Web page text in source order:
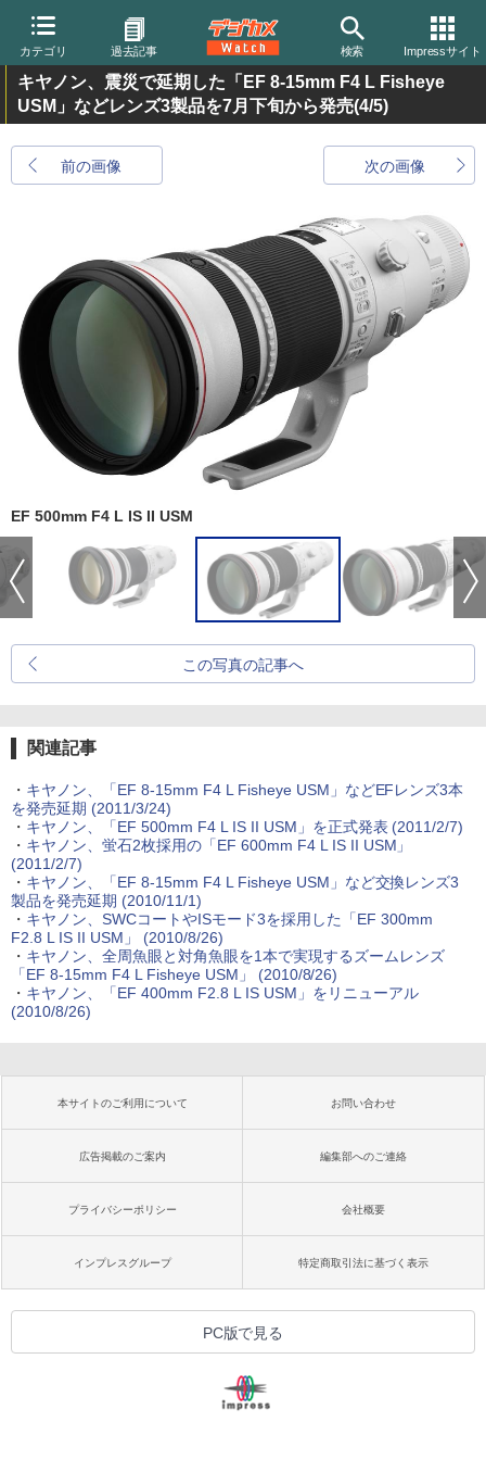
カテゴリ 過去記事 検索 Impressサイト
キヤノン、震災で延期した「EF 8-15mm F4 L Fisheye
USM」などレンズ3製品を7月下旬から発売(4/5)
前の画像 次の画像
EF 500mm F4 L IS II USM
この写真の記事へ
関連記事
・ キヤノン、「EF 8-15mm F4 L Fisheye USM」などEFレンズ3本
を発売延期 (2011/3/24)
・ キヤノン、「EF 500mm F4 L IS II USM」を正式発表 (2011/2/7)
・ キヤノン、蛍石2枚採用の「EF 600mm F4 L IS II USM」
(2011/2/7)
・ キヤノン、「EF 8-15mm F4 L Fisheye USM」など交換レンズ3
製品を発売延期 (2010/11/1)
・ キヤノン、SWCコートやISモード3を採用した「EF 300mm
F2.8 L IS II USM」 (2010/8/26)
・ キヤノン、全周魚眼と対角魚眼を1本で実現するズームレンズ
「EF 8-15mm F4 L Fisheye USM」 (2010/8/26)
・ キヤノン、「EF 400mm F2.8 L IS USM」をリニューアル
(2010/8/26)
本サイトのご利用について お問い合わせ
広告掲載のご案内 編集部へのご連絡
プライバシーポリシー 会社概要
インプレスグループ 特定商取引法に基づく表示
PC版で見る